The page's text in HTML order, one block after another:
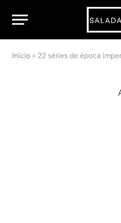
Início » 22 séries de época